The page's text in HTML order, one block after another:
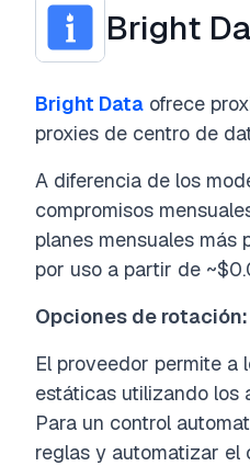
Bright
Bright Data ofrece
proxies de centro de
A diferencia de los
compromisos
planes mensuales más
por uso a partir de
Opciones de rotación:
El proveedor permite a
estáticas utilizando los
Para un control
reglas y automatizar el